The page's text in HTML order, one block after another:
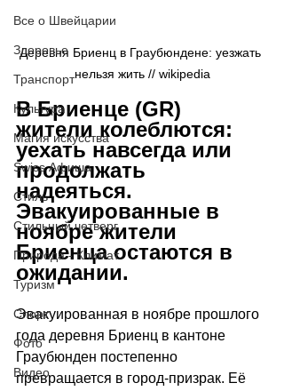
Все о Швейцарии
Здоровье
Транспорт
Культура
Магия искусства
Swiss Афиша
Стиль
Стильный четверг
Природа - Климат
Туризм
Спорт
Фото
Видео
Деревня Бриенц в Граубюндене: уезжать
нельзя жить // wikipedia
В Бриенце (GR)
жители колеблются:
уехать навсегда или
продолжать
надеяться.
Эвакуированные в
ноябре жители
Бриенца остаются в
ожидании.
Эвакуированная в ноябре прошлого
года деревня Бриенц в кантоне
Граубюнден постепенно
превращается в город-призрак. Её